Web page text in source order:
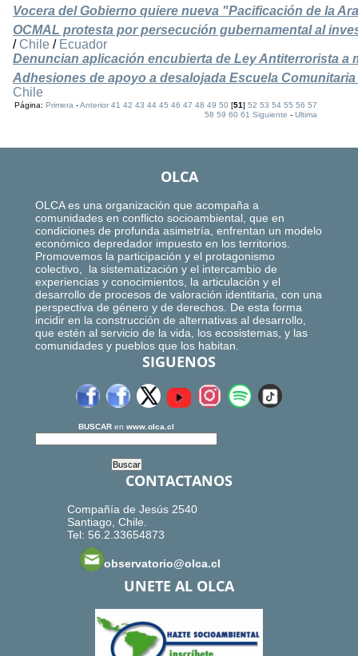
Vocera del Gobierno quiere nueva "Pacificación de la
OCMAL protesta por persecución gubernamental al
/ Chile / Ecuador
Denuncian aplicación encubierta de Ley Antiterrorista a
Adhesiones de apoyo a desalojada Escuela
Chile
Página:Primera -Anterior 41 42 43 44 45 46 47 48 49 50 [51]52 53 54 55 56 57
58 59 60 61 Siguiente -Ultima
OLCA
OLCA es una organización que acompaña a
comunidades en conflicto socioambiental, que en
condiciones de profunda asimetría, enfrentan un modelo
económico depredador impuesto en los territorios.
Promovemos la participación y el protagonismo
colectivo, la sistematización y el intercambio de
experiencias y conocimientos, la articulación y el
desarrollo de procesos de valoración identitaria, con una
perspectiva de género y de derechos. De esta forma
incidir en la construcción de alternativas al desarrollo,
que estén al servicio de la vida, los ecosistemas, y las
comunidades y pueblos que los habitan.
SIGUENOS
BUSCAR en www.olca.cl
CONTACTANOS
Compañía de Jesús 2540
Santiago, Chile.
Tel: 56.2.33654873
observatorio@olca.cl
UNETE AL OLCA